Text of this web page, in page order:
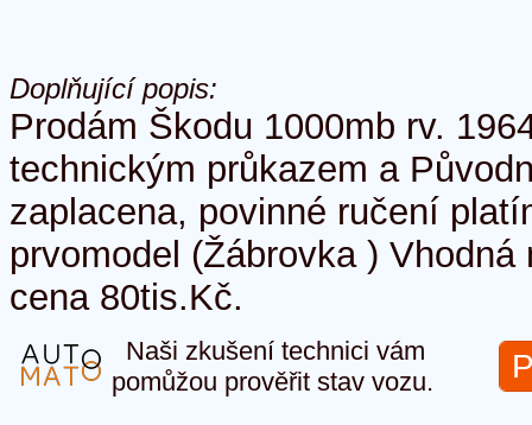
Doplňující popis:
Prodám Škodu 1000mb rv.
technickým průkazem a
zaplacena, povinné ručení
prvomodel (Žábrovka )
cena 80tis.Kč.
Naši zkušení technici vám
pomůžou prověřit stav vozu.